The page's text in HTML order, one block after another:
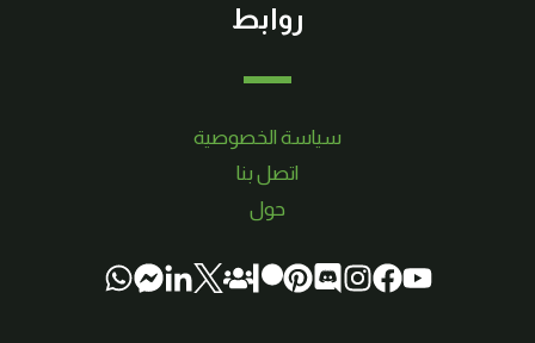
روابط
سياسة الخصوصية
اتصل بنا
حول